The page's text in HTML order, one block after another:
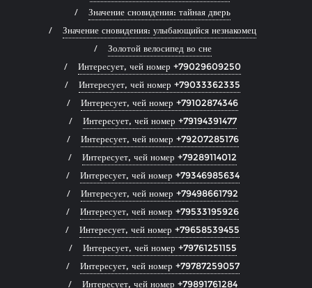
Значение сновидения: тайная дверь
Значение сновидения: улыбающийся незнакомец
Золотой велосипед во сне
Интересует, чей номер +79029609250
Интересует, чей номер +79033362335
Интересует, чей номер +79102874346
Интересует, чей номер +79194391477
Интересует, чей номер +79207285176
Интересует, чей номер +79289114012
Интересует, чей номер +79346985634
Интересует, чей номер +79498661792
Интересует, чей номер +79533195926
Интересует, чей номер +79658539455
Интересует, чей номер +79761251155
Интересует, чей номер +79787259057
Интересует, чей номер +79891761284